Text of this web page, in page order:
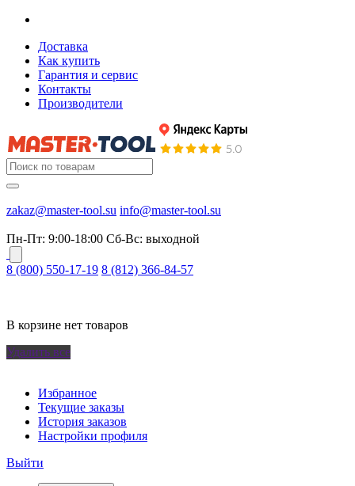
Доставка
Как купить
Гарантия и сервис
Контакты
Производители
zakaz@master-tool.su info@master-tool.su
Пн-Пт: 9:00-18:00 Cб-Вс: выходной
8 (800) 550-17-19 8 (812) 366-84-57
В корзине нет товаров
Удалить все
Избранное
Текущие заказы
История заказов
Настройки профиля
Выйти